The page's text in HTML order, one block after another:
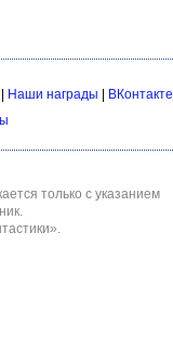
| Наши награды | ВКонтакте
только с указанием